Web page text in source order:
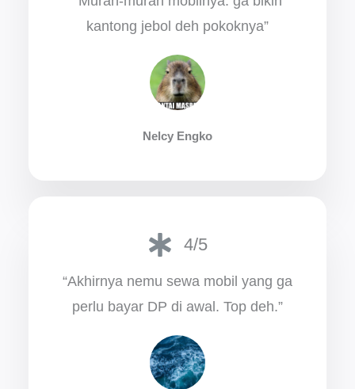
kantong jebol deh pokoknya”
Nelcy Engko
4/5
“Akhirnya nemu sewa mobil yang ga
perlu bayar DP di awal. Top deh.”